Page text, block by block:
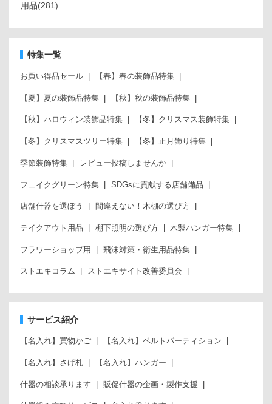
用品(281)
特集一覧
お買い得品セール 【春】春の装飾品特集
【夏】夏の装飾品特集 【秋】秋の装飾品特集
【秋】ハロウィン装飾品特集 【冬】クリスマス装飾特集
【冬】クリスマスツリー特集 【冬】正月飾り特集
季節装飾特集 レビュー投稿しませんか
フェイクグリーン特集 SDGsに貢献する店舗備品
店舗什器を選ぼう 間違えない！木棚の選び方
テイクアウト用品 棚下照明の選び方 木製ハンガー特集
フラワーショップ用 飛沫対策・衛生用品特集
ストエキコラム ストエキサイト改善委員会
サービス紹介
【名入れ】買物かご 【名入れ】ベルトパーティション
【名入れ】さげ札 【名入れ】ハンガー
什器の相談承ります 販促什器の企画・製作支援